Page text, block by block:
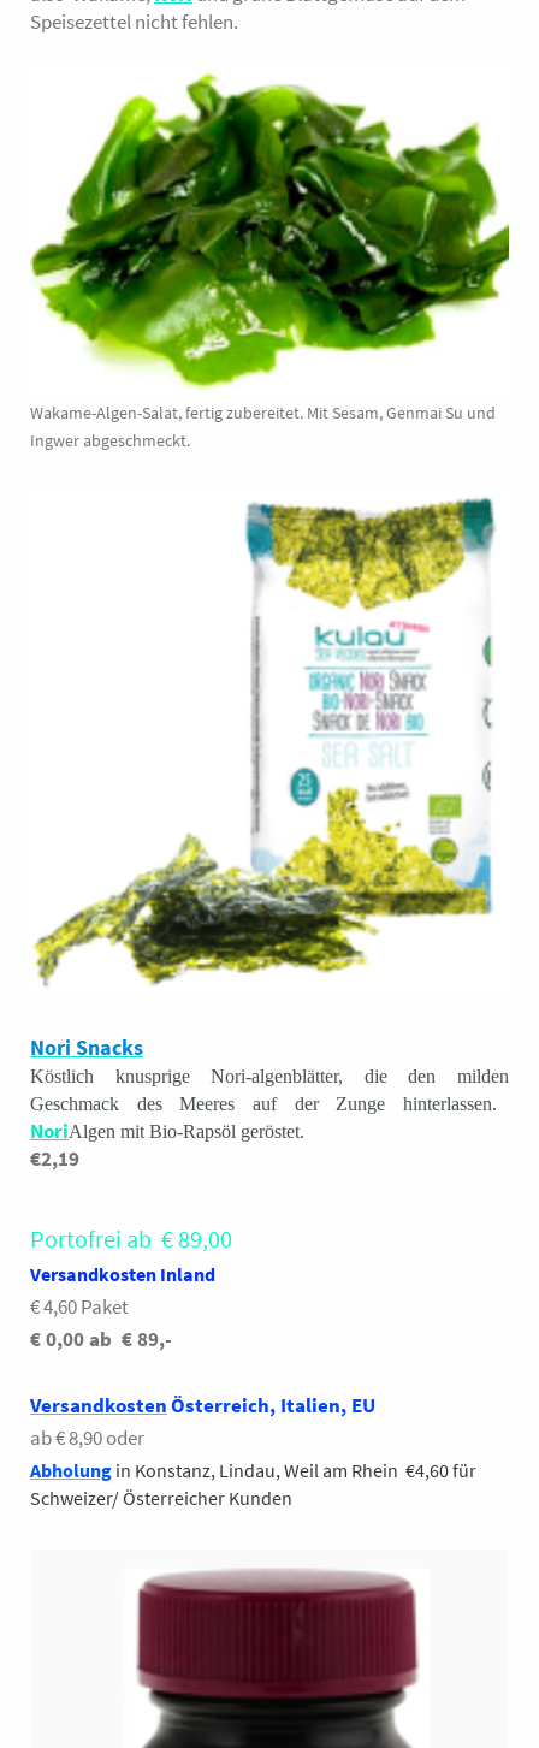
Speisezettel nicht fehlen.
Wakame-Algen-Salat, fertig zubereitet. Mit Sesam, Genmai Su und
Ingwer abgeschmeckt.
Nori Snacks
Köstlich knusprige Nori-algenblätter, die den milden
Geschmack des Meeres auf der Zunge hinterlassen.
NoriAlgen mit Bio-Rapsöl geröstet.
€2,19
Portofrei ab € 89,00
Versandkosten Inland
€ 4,60 Paket
€ 0,00 ab € 89,-
VersandkostenÖsterreich, Italien, EU
ab € 8,90 oder
Abholung in Konstanz, Lindau, Weil am Rhein €4,60 für
Schweizer/ Österreicher Kunden